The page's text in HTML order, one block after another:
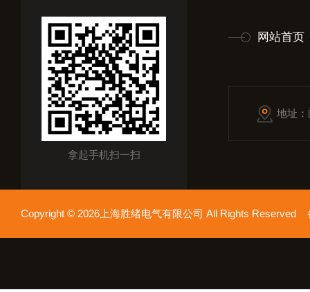
拿起手机扫一扫
网站首页
地址
Copyright © 2026上海胜绪电气有限公司 All Rights Reserved